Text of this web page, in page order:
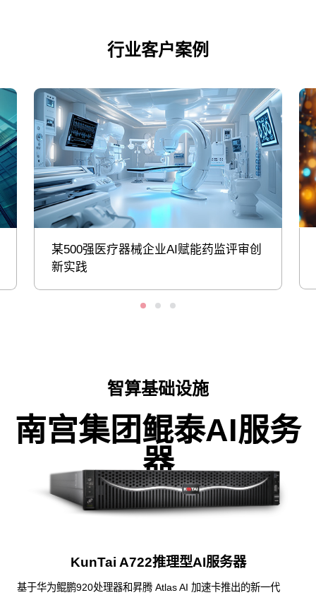
行业客户案例
某500强医疗器械企业AI赋能药监评审创
新实践
智算基础设施
南宫集团鲲泰AI服务
器
KunTai A722推理型AI服务器
基于华为鲲鹏920处理器和昇腾 Atlas AI 加速卡推出的新一代